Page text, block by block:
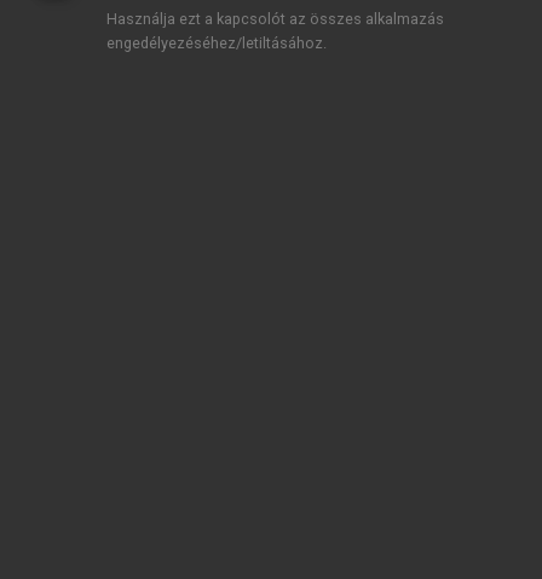
Használja ezt a kapcsolót az összes alkalmazás
engedélyezéséhez/letiltásához.